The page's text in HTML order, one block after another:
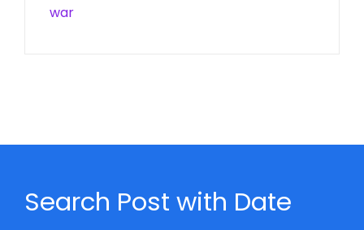
war
Search Post with Date